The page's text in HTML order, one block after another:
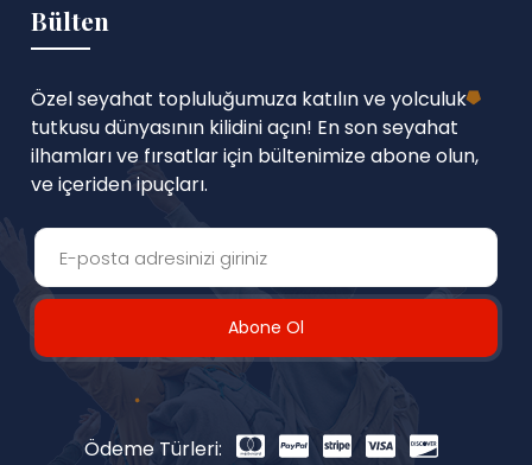
Bülten
Özel seyahat topluluğumuza katılın ve yolculuk
tutkusu dünyasının kilidini açın! En son seyahat
ilhamları ve fırsatlar için bültenimize abone olun,
ve içeriden ipuçları.
Abone Ol
Ödeme Türleri: